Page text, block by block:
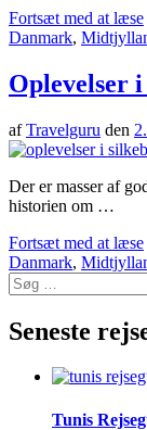
Fortsæt med at læse
Danmark,
Oplevelser
afTravelguru den
Der er masser af
historien om …
Fortsæt med at læse
Danmark,
Søg
efter:
Seneste
Tunis